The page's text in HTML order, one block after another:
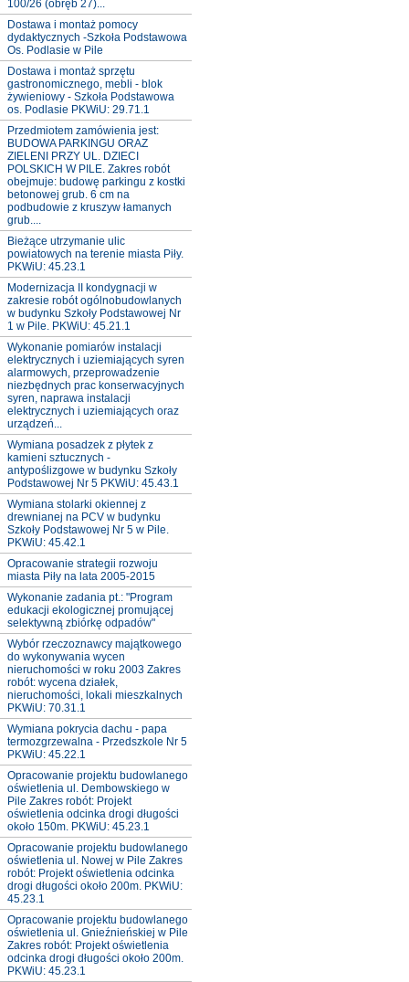
100/26 (obręb 27)...
Dostawa i montaż pomocy
dydaktycznych -Szkoła Podstawowa
Os. Podlasie w Pile
Dostawa i montaż sprzętu
gastronomicznego, mebli - blok
żywieniowy - Szkoła Podstawowa
os. Podlasie PKWiU: 29.71.1
Przedmiotem zamówienia jest:
BUDOWA PARKINGU ORAZ
ZIELENI PRZY UL. DZIECI
POLSKICH W PILE. Zakres robót
obejmuje: budowę parkingu z kostki
betonowej grub. 6 cm na
podbudowie z kruszyw łamanych
grub....
Bieżące utrzymanie ulic
powiatowych na terenie miasta Piły.
PKWiU: 45.23.1
Modernizacja II kondygnacji w
zakresie robót ogólnobudowlanych
w budynku Szkoły Podstawowej Nr
1 w Pile. PKWiU: 45.21.1
Wykonanie pomiarów instalacji
elektrycznych i uziemiających syren
alarmowych, przeprowadzenie
niezbędnych prac konserwacyjnych
syren, naprawa instalacji
elektrycznych i uziemiających oraz
urządzeń...
Wymiana posadzek z płytek z
kamieni sztucznych -
antypoślizgowe w budynku Szkoły
Podstawowej Nr 5 PKWiU: 45.43.1
Wymiana stolarki okiennej z
drewnianej na PCV w budynku
Szkoły Podstawowej Nr 5 w Pile.
PKWiU: 45.42.1
Opracowanie strategii rozwoju
miasta Piły na lata 2005-2015
Wykonanie zadania pt.: "Program
edukacji ekologicznej promującej
selektywną zbiórkę odpadów"
Wybór rzeczoznawcy majątkowego
do wykonywania wycen
nieruchomości w roku 2003 Zakres
robót: wycena działek,
nieruchomości, lokali mieszkalnych
PKWiU: 70.31.1
Wymiana pokrycia dachu - papa
termozgrzewalna - Przedszkole Nr 5
PKWiU: 45.22.1
Opracowanie projektu budowlanego
oświetlenia ul. Dembowskiego w
Pile Zakres robót: Projekt
oświetlenia odcinka drogi długości
około 150m. PKWiU: 45.23.1
Opracowanie projektu budowlanego
oświetlenia ul. Nowej w Pile Zakres
robót: Projekt oświetlenia odcinka
drogi długości około 200m. PKWiU:
45.23.1
Opracowanie projektu budowlanego
oświetlenia ul. Gnieźnieńskiej w Pile
Zakres robót: Projekt oświetlenia
odcinka drogi długości około 200m.
PKWiU: 45.23.1